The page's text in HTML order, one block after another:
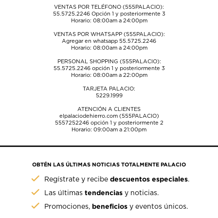
VENTAS POR TELÉFONO (555PALACIO):
55.5725.2246Opción 1 y posteriormente 3
Horario: 08:00am a 24:00pm
VENTAS POR WHATSAPP (555PALACIO):
Agregar en whatsapp 55.5725.2246
Horario: 08:00am a 24:00pm
PERSONAL SHOPPING (555PALACIO):
55.5725.2246opción 1 y posteriormente 3
Horario: 08:00am a 22:00pm
TARJETA PALACIO:
5229.1999
ATENCIÓN A CLIENTES
elpalaciodehierro.com (555PALACIO)
5557252246opción 1 y posteriormente 2
Horario: 09:00am a 21:00pm
OBTÉN LAS ÚLTIMAS NOTICIAS TOTALMENTE PALACIO
Regístrate y recibedescuentos especiales.
Las últimastendencias y noticias.
Promociones, beneficios y eventos únicos.